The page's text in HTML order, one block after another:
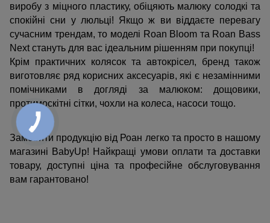
виробу з міцного пластику, обіцяють малюку солодкі та
спокійні сни у люльці! Якщо ж ви віддаєте перевагу
сучасним трендам, то моделі Roan Bloom та Roan Bass
Next стануть для вас ідеальним рішенням при покупці!
Крім практичних колясок та автокрісел, бренд також
виготовляє ряд корисних аксесуарів, які є незамінними
помічниками в догляді за малюком: дощовики,
протимоскітні сітки, чохли на колеса, насоси тощо.
Замовити продукцію від Роан легко та просто в нашому
магазині BabyUp! Найкращі умови оплати та доставки
товару, доступні ціна та професійне обслуговування
вам гарантовано!